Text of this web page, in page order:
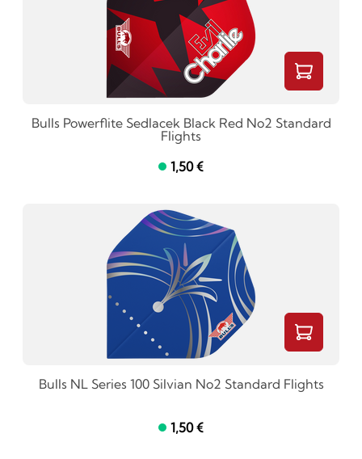
Bulls Powerflite Sedlacek Black Red No2 Standard
Flights
1,50 €
Bulls NL Series 100 Silvian No2 Standard Flights
1,50 €